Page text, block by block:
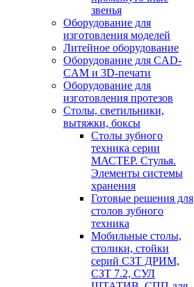
звенья
Оборудование для
изготовления моделей
Литейное оборудование
Оборудование для CAD-
CAM и 3D-печати
Оборудование для
изготовления протезов
Cтолы, светильники,
вытяжки, боксы
Столы зубного
техника серии
МАСТЕР. Стулья.
Элементы системы
хранения
Готовые решения для
столов зубного
техника
Мобильные столы,
столики, стойки
серий СЗТ ДРИМ,
СЗТ 7.2, СУЛ